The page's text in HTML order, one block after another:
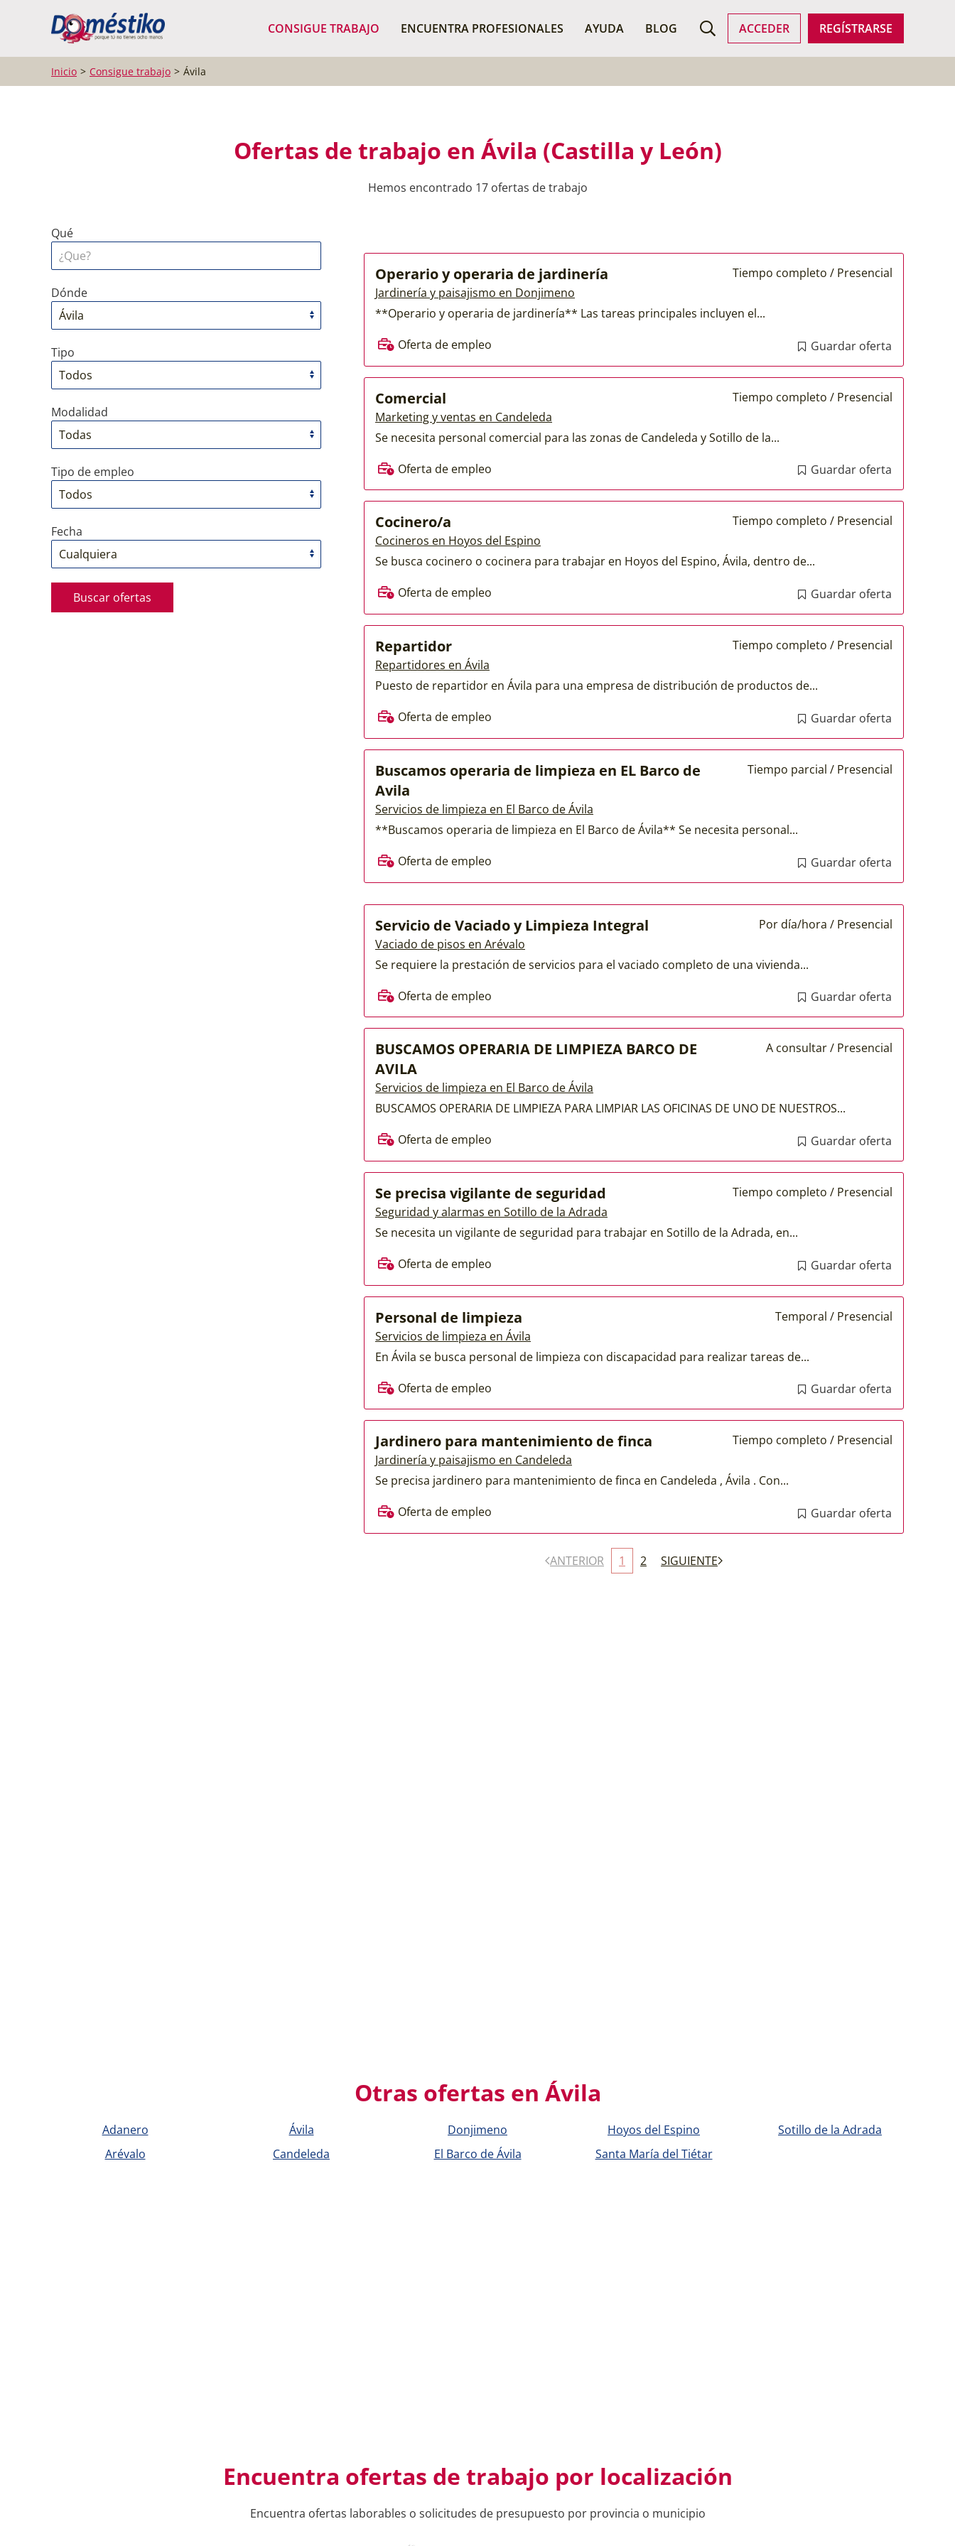
CONSIGUE TRABAJO ENCUENTRA PROFESIONALES AYUDA BLOG ACCEDER REGÍSTRARSE
BUSCAR EMPLEO
Inicio Consigue trabajo Ávila
Ofertas de trabajo en Ávila (Castilla y León)
Hemos encontrado 17 ofertas de trabajo
Qué
Dónde
Tipo
Modalidad
Tipo de empleo
Fecha
Buscar ofertas
Operario y operaria de jardinería
Jardinería y paisajismo en Donjimeno
Tiempo completo / Presencial
**Operario y operaria de jardinería** Las tareas principales incluyen el...
Oferta de empleo
Guardar oferta
Comercial
Marketing y ventas en Candeleda
Tiempo completo / Presencial
Se necesita personal comercial para las zonas de Candeleda y Sotillo de la...
Oferta de empleo
Guardar oferta
Cocinero/a
Cocineros en Hoyos del Espino
Tiempo completo / Presencial
Se busca cocinero o cocinera para trabajar en Hoyos del Espino, Ávila, dentro de...
Oferta de empleo
Guardar oferta
Repartidor
Repartidores en Ávila
Tiempo completo / Presencial
Puesto de repartidor en Ávila para una empresa de distribución de productos de...
Oferta de empleo
Guardar oferta
Buscamos operaria de limpieza en EL Barco de
Avila
Servicios de limpieza en El Barco de Ávila
Tiempo parcial / Presencial
**Buscamos operaria de limpieza en El Barco de Ávila** Se necesita personal...
Oferta de empleo
Guardar oferta
Servicio de Vaciado y Limpieza Integral
Vaciado de pisos en Arévalo
Por día/hora / Presencial
Se requiere la prestación de servicios para el vaciado completo de una vivienda...
Oferta de empleo
Guardar oferta
BUSCAMOS OPERARIA DE LIMPIEZA BARCO DE
AVILA
Servicios de limpieza en El Barco de Ávila
A consultar / Presencial
BUSCAMOS OPERARIA DE LIMPIEZA PARA LIMPIAR LAS OFICINAS DE UNO DE NUESTROS...
Oferta de empleo
Guardar oferta
Se precisa vigilante de seguridad
Seguridad y alarmas en Sotillo de la Adrada
Tiempo completo / Presencial
Se necesita un vigilante de seguridad para trabajar en Sotillo de la Adrada, en...
Oferta de empleo
Guardar oferta
Personal de limpieza
Servicios de limpieza en Ávila
Temporal / Presencial
En Ávila se busca personal de limpieza con discapacidad para realizar tareas de...
Oferta de empleo
Guardar oferta
Jardinero para mantenimiento de finca
Jardinería y paisajismo en Candeleda
Tiempo completo / Presencial
Se precisa jardinero para mantenimiento de finca en Candeleda , Ávila . Con...
Oferta de empleo
Guardar oferta
ANTERIOR 1 2 SIGUIENTE
Otras ofertas en Ávila
Adanero
Arévalo
Ávila
Candeleda
Donjimeno
El Barco de Ávila
Hoyos del Espino
Santa María del Tiétar
Sotillo de la Adrada
Encuentra ofertas de trabajo por localización
Encuentra ofertas laborables o solicitudes de presupuesto por provincia o municipio